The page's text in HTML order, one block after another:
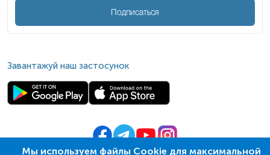
Мы используем файлы Cookie для максимальной
Подписаться
Завантажуй наш застосунок